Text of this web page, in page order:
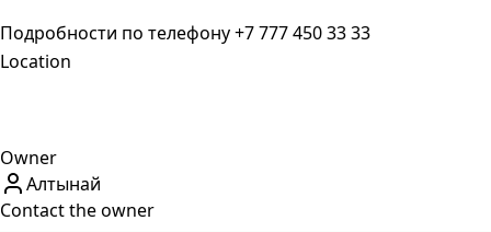
Подробности по телефону +7 777 450 33 33
Location
Owner
Алтынай
Contact the owner